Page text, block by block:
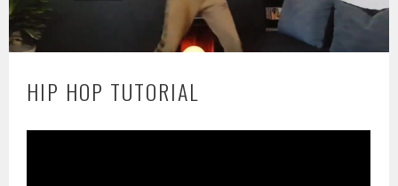
HIP HOP TUTORIAL